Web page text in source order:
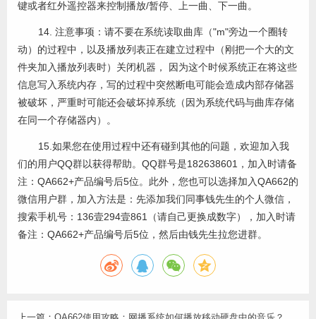
键或者红外遥控器来控制播放/暂停、上一曲、下一曲。
14. 注意事项：请不要在系统读取曲库（"m"旁边一个圈转
动）的过程中，以及播放列表正在建立过程中（刚把一个大的文
件夹加入播放列表时）关闭机器， 因为这个时候系统正在将这些
信息写入系统内存，写的过程中突然断电可能会造成内部存储器
被破坏，严重时可能还会破坏掉系统（因为系统代码与曲库存储
在同一个存储器内）。
15.如果您在使用过程中还有碰到其他的问题，欢迎加入我
们的用户QQ群以获得帮助。QQ群号是182638601，加入时请备
注：QA662+产品编号后5位。此外，您也可以选择加入QA662的
微信用户群，加入方法是：先添加我们同事钱先生的个人微信，
搜索手机号：136壹294壹861（请自己更换成数字），加入时请
备注：QA662+产品编号后5位，然后由钱先生拉您进群。